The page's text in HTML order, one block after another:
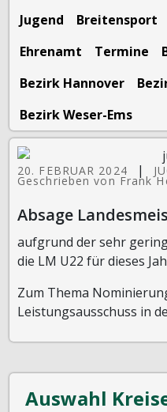
Jugend
Breitensport
Ehrenamt
Termine
Bezirk Hannover
Bezirk Weser-Ems
20. FEBRUAR 2024 |
Geschrieben von Frank
Absage
aufgrund der sehr
die LM U22 für dieses
Zum Thema
Leistungsausschuss in
Auswahl